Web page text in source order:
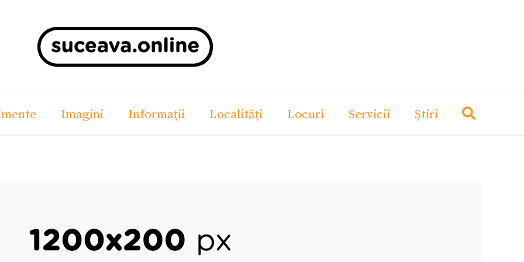
Imagini Informații Localități Locuri Servicii Știri